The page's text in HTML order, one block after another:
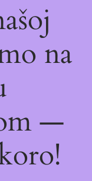
na
—